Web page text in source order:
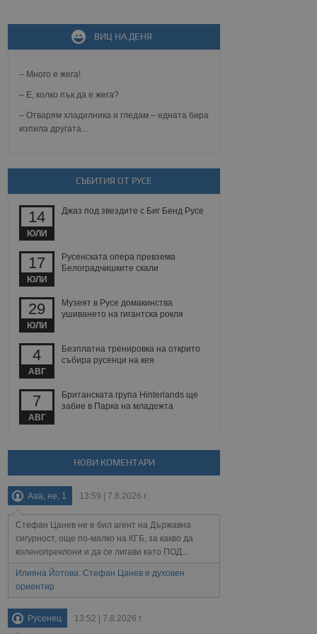
ВИЦ НА ДЕНЯ
– Много е жега!
– Е, колко пък да е жега?
– Отварям хладилника и гледам – едната бира
изпила другата...
СЪБИТИЯ ОТ РУСЕ
14
ЮЛИ
Джаз под звездите с Биг Бенд Русе
17
ЮЛИ
Русенската опера превзема
Белоградчишките скали
29
ЮЛИ
Музеят в Русе домакинства
ушиването на гигантска рокля
4
АВГ
Безплатна тренировка на открито
събира русенци на кея
7
АВГ
Британската група Hinterlands ще
забие в Парка на младежта
НОВИ КОМЕНТАРИ
Ааа, не, 1 13:59 | 7.8.2026 г.
Стефан Цанев не е бил агент на Държавна
сигурност, още по-малко на КГБ, за какво да
коленопреклони и да се лигави като ПОД...
Илияна Йотова: Стефан Цанев е духовен
ориентир
Русенец 13:52 | 7.8.2026 г.
зададена от уеб
MVC
известно като
при затваряне
на съгласието на
за тяхното
сесии.
между хората
уебсайт.
на
на бисквитките,
съответствие и
и
и предоставя
използва
потребител може
поведение и
на сайта. Тя
с
на
на сайта.
взаимодействия
и потребителския
събиране на данни
за
се
на тестване.
данни,
на посещенията,
били заредени.
опит.
тя може
новата или
на сайта. Тя
която е
в целия
на социалните